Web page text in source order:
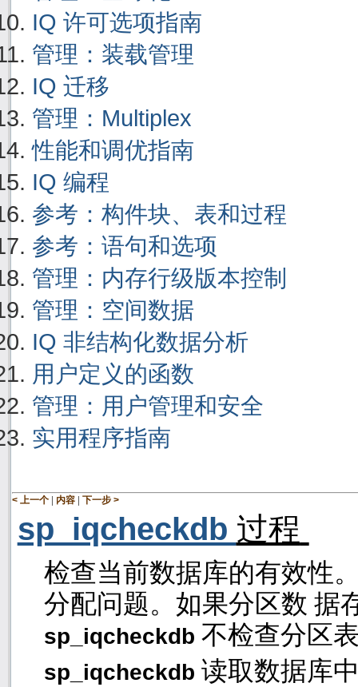
IQ 许可选项指南
管理：装载管理
IQ 迁移
管理：Multiplex
性能和调优指南
IQ 编程
参考：构件块、表和过程
参考：语句和选项
管理：内存行级版本控制
管理：空间数据
IQ 非结构化数据分析
用户定义的函数
管理：用户管理和安全
实用程序指南
< 上一个 | 内容 | 下一步 >
sp_iqcheckdb 过程
检查当前数据库的有效性
分配问题。如果分区数 据
sp_iqcheckdb 不检查分区
sp_iqcheckdb 读取数据库